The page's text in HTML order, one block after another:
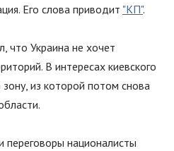
Его слова приводит "КП".
что Украина не хочет
В интересах киевского
из которой потом снова
националисты